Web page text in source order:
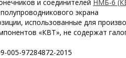
и соединителей НМБ-6
экрана
использованные для
«КВТ», не содержат
005-97284872-2015